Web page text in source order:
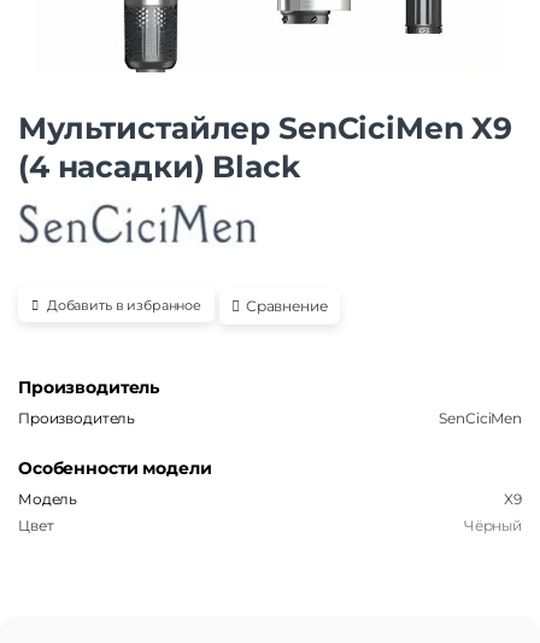
Мультистайлер SenCiciMen X9
(4 насадки) Black
Добавить в избранное Сравнение
Производитель
Производитель SenCiciMen
Особенности модели
Модель
X9
Цвет
Чёрный